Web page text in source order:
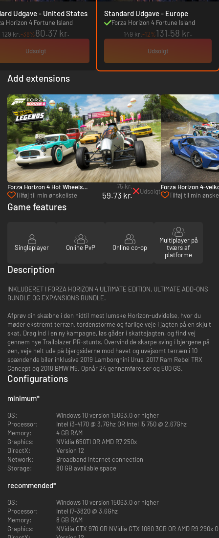
Standard Udgave - United States
Horizon 4 Fortune Island
129 kr.-38%80.37 kr.
Udsolgt
Standard Udgave - Europe
Forza Horizon 4 Fortune Island
149 kr.-12%131.58 kr.
Udsolgt
Add extensions
Forza Horizon 4 Hot Wheels
Legends-bilpakke - PC, Xbox One
& Xbox Series X|S (Microsoft
Store)
Tilføj til min ønskeliste
75 kr.
59.73 kr. Udsolgt
Forza Horizon 4-
Xbox One & Xbox
Tilføj til min
Game features
Singleplayer Online PvP Online co-op
Multiplayer på
tværs af
platforme
Description
INKLUDERET I FORZA HORIZON 4 ULTIMATE EDITION, ULTIMATE ADD-ONS
BUNDLE OG EXPANSIONS BUNDLE.
Afprøv din skæbne i den hidtil mest lumske Horizon-udvidelse, hvor du
møder ekstremt terræn, tordenstorme og farlige veje i jagten på en skjult
skat. Drag ind i en ny kampagne, løs gåder i skattejagten, og find vej
gennem nye Trailblazer PR-stunts. Overvind de skarpe sving i bjergene på
øen, veje helt ude på bjergsiderne mod havet og uvejsomt terræn i 10
spændende biler inklusive 2019 Lamborghini Urus, 2017 Ram Rebel TRX
Concept og 2018 BMW M5. Opnår 24 gennemførelser og 500 GS.
Configurations
minimum*
OS:
Windows 10 version 15063.0 or higher
Processor:
Intel i3-4170 @ 3.7Ghz OR Intel i5 750 @ 2.67Ghz
Memory:
4 GB RAM
Graphics:
NVidia 650TI OR AMD R7 250x
DirectX:
Version 12
Network:
Broadband Internet connection
Storage:
80 GB available space
recommended*
OS:
Windows 10 version 15063.0 or higher
Processor:
Intel i7-3820 @ 3.6Ghz
Memory:
8 GB RAM
Graphics:
NVidia GTX 970 OR NVidia GTX 1060 3GB OR AMD R9 290x